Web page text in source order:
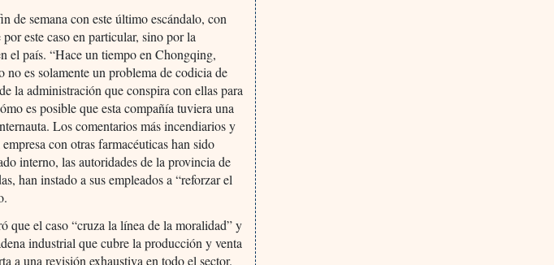
de semana con este último escándalo, con
este caso en particular, sino por la
el país. “Hace un tiempo en Chongqing,
es solamente un problema de codicia de
la administración que conspira con ellas para
es posible que esta compañía tuviera una
Los comentarios más incendiarios y
con otras farmacéuticas han sido
interno, las autoridades de la provincia de
han instado a sus empleados a “reforzar el
el caso “cruza la línea de la moralidad” y
industrial que cubre la producción y venta
a una revisión exhaustiva en todo el sector.